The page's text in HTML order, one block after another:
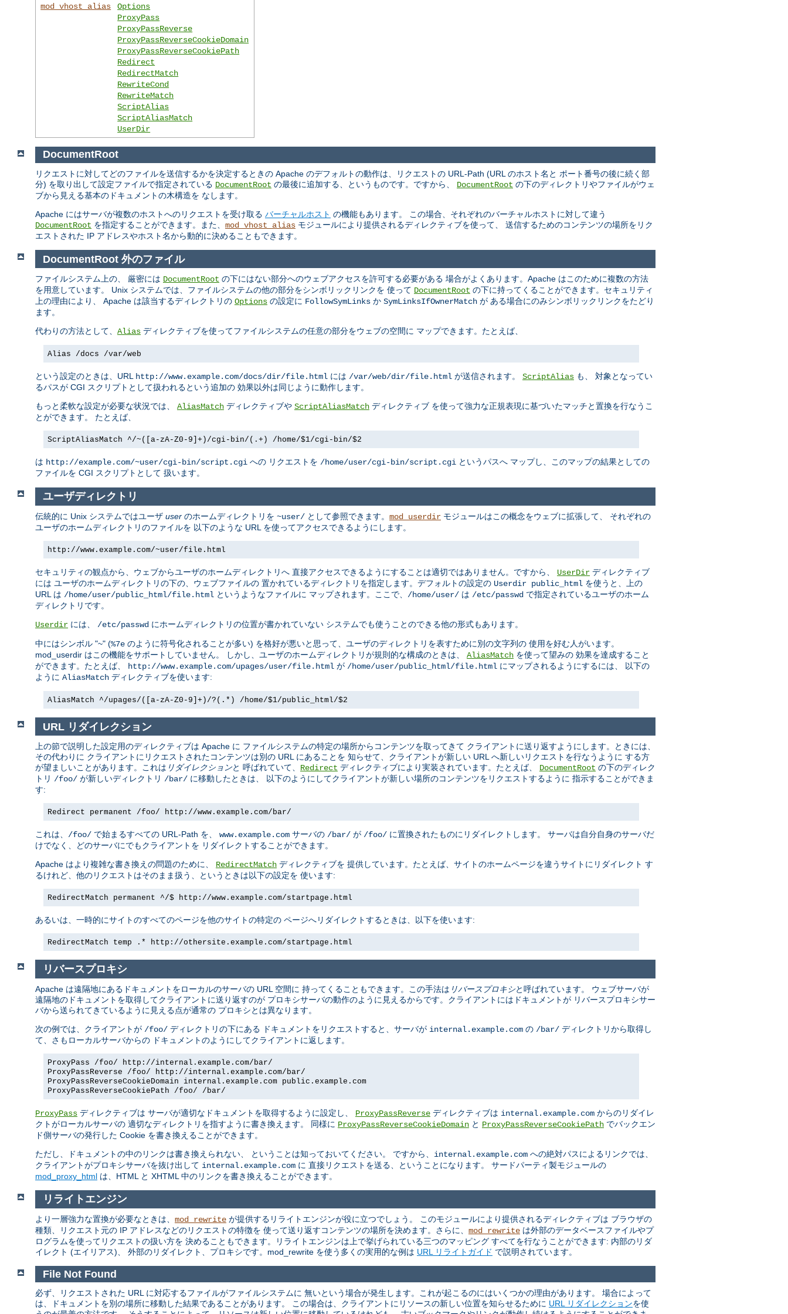
mod_vhost_alias
Options
ProxyPass
ProxyPassReverse
ProxyPassReverseCookieDomain
ProxyPassReverseCookiePath
Redirect
RedirectMatch
RewriteCond
RewriteMatch
ScriptAlias
ScriptAliasMatch
UserDir
DocumentRoot
リクエストに対してどのファイルを送信するかを決定するときの Apache のデフォルトの動作は、リクエストの URL-Path (URL のホスト名と ポート番号の後に続く部
分) を取り出して設定ファイルで指定されている DocumentRoot の最後に追加する、というものです。ですから、 DocumentRoot の下のディレクトリやファイルがウェ
ブから見える基本のドキュメントの木構造を なします。
Apache にはサーバが複数のホストへのリクエストを受け取る バーチャルホスト の機能もあります。 この場合、それぞれのバーチャルホストに対して違う
DocumentRoot を指定することができます。また、 mod_vhost_alias モジュールにより提供されるディレクティブを使って、 送信するためのコンテンツの場所をリク
エストされた IP アドレスやホスト名から動的に決めることもできます。
DocumentRoot 外のファイル
ファイルシステム上の、 厳密には DocumentRoot の下にはない部分へのウェブアクセスを許可する必要がある 場合がよくあります。Apache はこのために複数の方法
を用意しています。 Unix システムでは、ファイルシステムの他の部分をシンボリックリンクを 使って DocumentRoot の下に持ってくることができます。セキュリティ
上の理由により、 Apache は該当するディレクトリの Options の設定に FollowSymLinks か SymLinksIfOwnerMatch が ある場合にのみシンボリックリンクをたどり
ます。
代わりの方法として、 Alias ディレクティブを使ってファイルシステムの任意の部分をウェブの空間に マップできます。たとえば、
Alias /docs /var/web
という設定のときは、URL http://www.example.com/docs/dir/file.html には /var/web/dir/file.html が送信されます。 ScriptAlias も、 対象となってい
るパスが CGI スクリプトとして扱われるという追加の 効果以外は同じように動作します。
もっと柔軟な設定が必要な状況では、 AliasMatch ディレクティブや ScriptAliasMatch ディレクティブ を使って強力な正規表現に基づいたマッチと置換を行なうこ
とができます。 たとえば、
ScriptAliasMatch ^/~([a-zA-Z0-9]+)/cgi-bin/(.+) /home/$1/cgi-bin/$2
は http://example.com/~user/cgi-bin/script.cgi への リクエストを /home/user/cgi-bin/script.cgi というパスへ マップし、このマップの結果としての
ファイルを CGI スクリプトとして 扱います。
ユーザディレクトリ
伝統的に Unix システムではユーザ user のホームディレクトリを ~user/ として参照できます。 mod_userdir モジュールはこの概念をウェブに拡張して、 それぞれの
ユーザのホームディレクトリのファイルを 以下のような URL を使ってアクセスできるようにします。
http://www.example.com/~user/file.html
セキュリティの観点から、ウェブからユーザのホームディレクトリへ 直接アクセスできるようにすることは適切ではありません。ですから、 UserDir ディレクティブ
には ユーザのホームディレクトリの下の、ウェブファイルの 置かれているディレクトリを指定します。デフォルトの設定の Userdir public_html を使うと、上の
URL は /home/user/public_html/file.html というようなファイルに マップされます。ここで、 /home/user/ は /etc/passwd で指定されているユーザのホーム
ディレクトリです。
Userdir には、 /etc/passwd にホームディレクトリの位置が書かれていない システムでも使うことのできる他の形式もあります。
中にはシンボル "~" (%7e のように符号化されることが多い) を格好が悪いと思って、ユーザのディレクトリを表すために別の文字列の 使用を好む人がいます。
mod_userdir はこの機能をサポートしていません。 しかし、ユーザのホームディレクトリが規則的な構成のときは、 AliasMatch を使って望みの 効果を達成すること
ができます。たとえば、
http://www.example.com/upages/user/file.html が /home/user/public_html/file.html にマップされるようにするには、 以下の
ように AliasMatch ディレクティブを使います:
AliasMatch ^/upages/([a-zA-Z0-9]+)/?(.*) /home/$1/public_html/$2
URL リダイレクション
上の節で説明した設定用のディレクティブは Apache に ファイルシステムの特定の場所からコンテンツを取ってきて クライアントに送り返すようにします。ときには、
その代わりに クライアントにリクエストされたコンテンツは別の URL にあることを 知らせて、クライアントが新しい URL へ新しいリクエストを行なうように する方
が望ましいことがあります。これは リダイレクションと 呼ばれていて、 Redirect ディレクティブにより実装されています。たとえば、 DocumentRoot の下のディレク
トリ /foo/ が新しいディレクトリ /bar/ に移動したときは、 以下のようにしてクライアントが新しい場所のコンテンツをリクエストするように 指示することができま
す:
Redirect permanent /foo/ http://www.example.com/bar/
これは、 /foo/ で始まるすべての URL-Path を、 www.example.com サーバの /bar/ が /foo/ に置換されたものにリダイレクトします。 サーバは自分自身のサーバだ
けでなく、どのサーバにでもクライアントを リダイレクトすることができます。
Apache はより複雑な書き換えの問題のために、 RedirectMatch ディレクティブを 提供しています。たとえば、サイトのホームページを違うサイトにリダイレクト す
るけれど、他のリクエストはそのまま扱う、というときは以下の設定を 使います:
RedirectMatch permanent ^/$ http://www.example.com/startpage.html
あるいは、一時的にサイトのすべてのページを他のサイトの特定の ページへリダイレクトするときは、以下を使います:
RedirectMatch temp .* http://othersite.example.com/startpage.html
リバースプロキシ
Apache は遠隔地にあるドキュメントをローカルのサーバの URL 空間に 持ってくることもできます。この手法は リバースプロキシと呼ばれています。 ウェブサーバが
遠隔地のドキュメントを取得してクライアントに送り返すのが プロキシサーバの動作のように見えるからです。クライアントにはドキュメントが リバースプロキシサー
バから送られてきているように見える点が通常の プロキシとは異なります。
次の例では、クライアントが /foo/ ディレクトリの下にある ドキュメントをリクエストすると、サーバが internal.example.com の /bar/ ディレクトリから取得し
て、さもローカルサーバからの ドキュメントのようにしてクライアントに返します。
ProxyPass /foo/ http://internal.example.com/bar/
ProxyPassReverse /foo/ http://internal.example.com/bar/
ProxyPassReverseCookieDomain internal.example.com public.example.com
ProxyPassReverseCookiePath /foo/ /bar/
ProxyPass ディレクティブは サーバが適切なドキュメントを取得するように設定し、 ProxyPassReverse ディレクティブは internal.example.com からのリダイレ
クトがローカルサーバの 適切なディレクトリを指すように書き換えます。 同様に ProxyPassReverseCookieDomain と ProxyPassReverseCookiePath でバックエン
ド側サーバの発行した Cookie を書き換えることができます。
ただし、ドキュメントの中のリンクは書き換えられない、 ということは知っておいてください。 ですから、 internal.example.com への絶対パスによるリンクでは、
クライアントがプロキシサーバを抜け出して internal.example.com に 直接リクエストを送る、ということになります。 サードパーティ製モジュールの
mod_proxy_html は、HTML と XHTML 中のリンクを書き換えることができます。
リライトエンジン
より一層強力な置換が必要なときは、 mod_rewrite が提供するリライトエンジンが役に立つでしょう。 このモジュールにより提供されるディレクティブは ブラウザの
種類、リクエスト元の IP アドレスなどのリクエストの特徴を 使って送り返すコンテンツの場所を決めます。さらに、 mod_rewrite は外部のデータベースファイルやプ
ログラムを使ってリクエストの扱い方を 決めることもできます。リライトエンジンは上で挙げられている三つのマッピング すべてを行なうことができます: 内部のリダ
イレクト (エイリアス)、 外部のリダイレクト、プロキシです。mod_rewrite を使う多くの実用的な例は URL リライトガイド で説明されています。
File Not Found
必ず、リクエストされた URL に対応するファイルがファイルシステムに 無いという場合が発生します。これが起こるのにはいくつかの理由があります。 場合によって
は、ドキュメントを別の場所に移動した結果であることがあります。 この場合は、クライアントにリソースの新しい位置を知らせるために URL リダイレクションを使